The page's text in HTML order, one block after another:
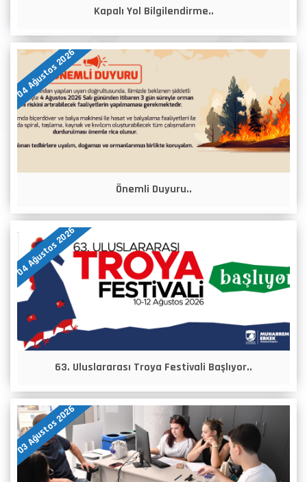
Kapalı Yol Bilgilendirme..
04 Ağustos 2026
Önemli Duyuru..
04 Ağustos 2026
63. Uluslararası Troya Festivali Başlıyor..
03 Ağustos 2026